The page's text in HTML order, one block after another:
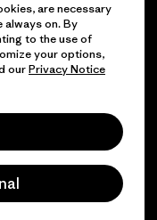
are necessary
on. By
to the use of
your options,
ourPrivacy Notice